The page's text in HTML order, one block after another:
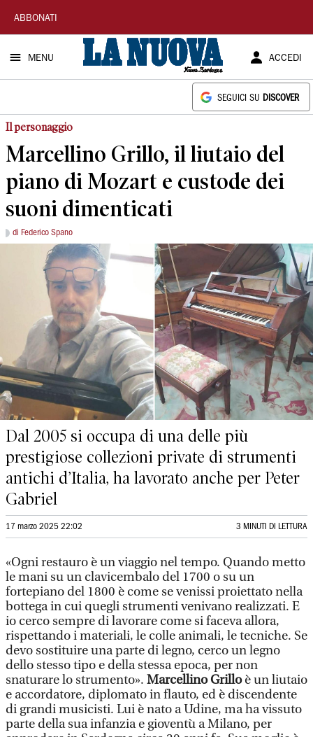
La
Nuova
Sardegna
ABBONATI
MENU ACCEDI
SEGUICI SU DISCOVER
Il personaggio
Marcellino Grillo, il liutaio del
piano di Mozart e custode dei
suoni dimenticati
di Federico Spano
Dal 2005 si occupa di una delle più
prestigiose collezioni private di strumenti
antichi d’Italia, ha lavorato anche per Peter
Gabriel
17 marzo 2025 22:02 3 MINUTI DI LETTURA
«Ogni restauro è un viaggio nel tempo. Quando metto
le mani su un clavicembalo del 1700 o su un
fortepiano del 1800 è come se venissi proiettato nella
bottega in cui quegli strumenti venivano realizzati. E
io cerco sempre di lavorare come si faceva allora,
rispettando i materiali, le colle animali, le tecniche. Se
devo sostituire una parte di legno, cerco un legno
dello stesso tipo e della stessa epoca, per non
snaturare lo strumento». Marcellino Grilloè un liutaio
e accordatore, diplomato in flauto, ed è discendente
di grandi musicisti. Lui è nato a Udine, ma ha vissuto
parte della sua infanzia e gioventù a Milano, per